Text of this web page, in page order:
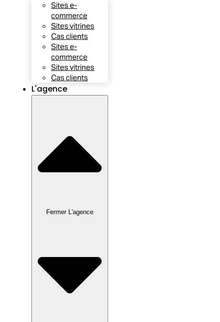
Sites e-
commerce
Sites vitrines
Cas clients
Sites e-
commerce
Sites vitrines
Cas clients
L'agence
Fermer L'agence